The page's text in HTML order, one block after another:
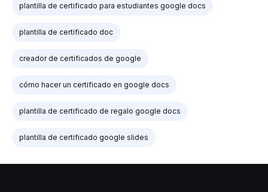
plantilla de certificado para estudiantes google docs
plantilla de certificado doc
creador de certificados de google
cómo hacer un certificado en google docs
plantilla de certificado de regalo google docs
plantilla de certificado google slides